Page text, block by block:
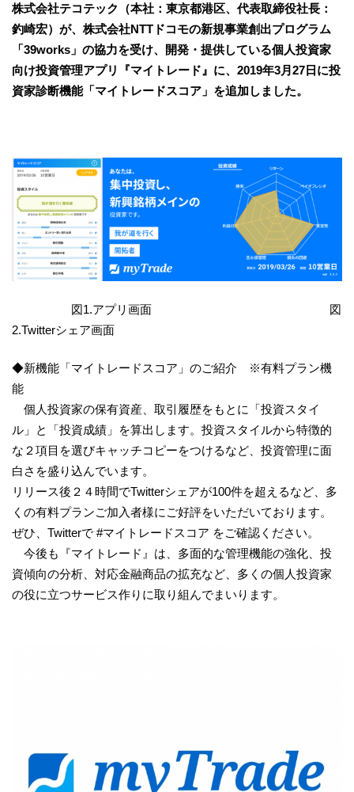
株式会社テコテック（本社：東京都港区、代表取締役社長：
釣崎宏）が、株式会社NTTドコモの新規事業創出プログラム
「39works」の協力を受け、開発・提供している個人投資家
向け投資管理アプリ『マイトレード』に、2019年3月27日に投
資家診断機能「マイトレードスコア」を追加しました。
図1.アプリ画面 図
2.Twitterシェア画面
◆新機能「マイトレードスコア」のご紹介 ※有料プラン機
能
個人投資家の保有資産、取引履歴をもとに「投資スタイ
ル」と「投資成績」を算出します。投資スタイルから特徴的
な２項目を選びキャッチコピーをつけるなど、投資管理に面
白さを盛り込んでいます。
リリース後２４時間でTwitterシェアが100件を超えるなど、多
くの有料プランご加入者様にご好評をいただいております。
ぜひ、Twitterで #マイトレードスコア をご確認ください。
今後も『マイトレード』は、多面的な管理機能の強化、投
資傾向の分析、対応金融商品の拡充など、多くの個人投資家
の役に立つサービス作りに取り組んでまいります。